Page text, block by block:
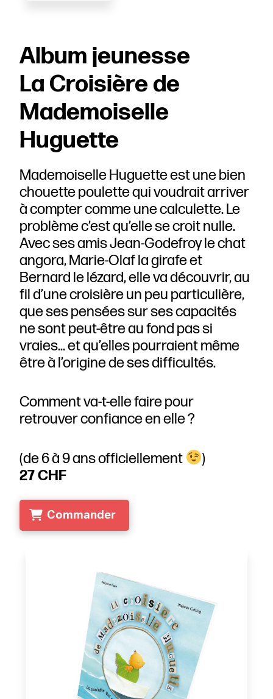
Album jeunesse
La Croisière de
Mademoiselle
Huguette
Mademoiselle Huguette est une bien
chouette poulette qui voudrait arriver
à compter comme une calculette. Le
problème c’est qu’elle se croit nulle.
Avec ses amis Jean-Godefroy le chat
angora, Marie-Olaf la girafe et
Bernard le lézard, elle va découvrir, au
fil d’une croisière un peu particulière,
que ses pensées sur ses capacités
ne sont peut-être au fond pas si
vraies... et qu’elles pourraient même
être à l’origine de ses difficultés.
Comment va-t-elle faire pour
retrouver confiance en elle ?
(de 6 à 9 ans officiellement
)
27 CHF
Commander